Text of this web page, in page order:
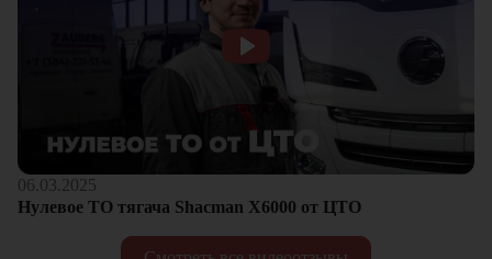
06.03.2025
Нулевое ТО тягача Shacman Х6000 от ЦТО